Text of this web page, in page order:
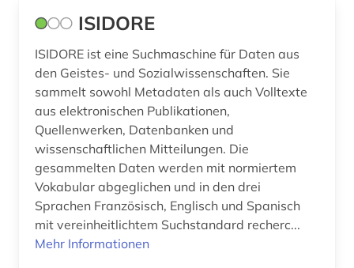
zitatenanalyse (1)
zitationsdatenbank (1)
zitierindex (1)
öffentliche verwaltung (1)
öffentliches gesundheitswesen (2)
österreich (1)
ISIDORE
ISIDORE ist eine Suchmaschine für Daten aus
den Geistes- und Sozialwissenschaften. Sie
sammelt sowohl Metadaten als auch Volltexte
aus elektronischen Publikationen,
Quellenwerken, Datenbanken und
wissenschaftlichen Mitteilungen. Die
gesammelten Daten werden mit normiertem
Vokabular abgeglichen und in den drei
Sprachen Französisch, Englisch und Spanisch
mit vereinheitlichtem Suchstandard recherc...
Mehr Informationen